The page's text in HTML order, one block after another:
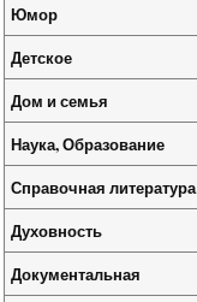
Юмор
Детское
Дом и семья
Наука, Образование
Справочная литература
Духовность
Документальная